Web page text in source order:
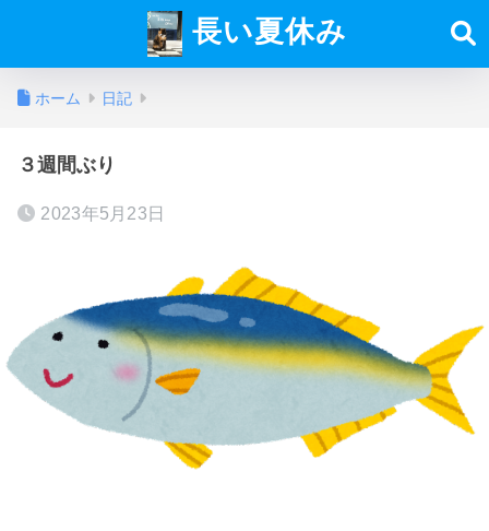
長い夏休み
ホーム 日記
３週間ぶり
2023年5月23日